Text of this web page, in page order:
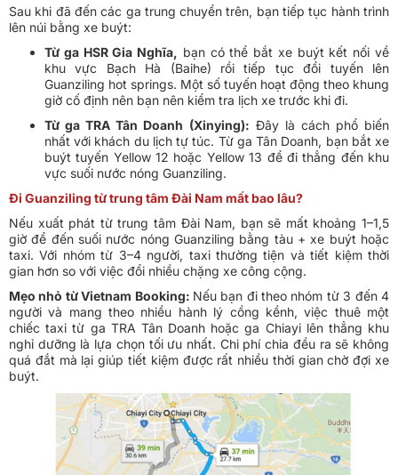
Sau khi đã đến các ga trung chuyển trên, bạn tiếp tục hành trình
lên núi bằng xe buýt:
Từ ga HSR Gia Nghĩa, bạn có thể bắt xe buýt kết nối về
khu vực Bạch Hà (Baihe) rồi tiếp tục đổi tuyến lên
Guanziling hot springs. Một số tuyến hoạt động theo khung
giờ cố định nên bạn nên kiểm tra lịch xe trước khi đi.
Từ ga TRA Tân Doanh (Xinying): Đây là cách phổ biến
nhất với khách du lịch tự túc. Từ ga Tân Doanh, bạn bắt xe
buýt tuyến Yellow 12 hoặc Yellow 13 để đi thẳng đến khu
vực suối nước nóng Guanziling.
Đi Guanziling từ trung tâm Đài Nam mất bao lâu?
Nếu xuất phát từ trung tâm Đài Nam, bạn sẽ mất khoảng 1–1,5
giờ để đến suối nước nóng Guanziling bằng tàu + xe buýt hoặc
taxi. Với nhóm từ 3–4 người, taxi thường tiện và tiết kiệm thời
gian hơn so với việc đổi nhiều chặng xe công cộng.
Mẹo nhỏ từ Vietnam Booking: Nếu bạn đi theo nhóm từ 3 đến 4
người và mang theo nhiều hành lý cồng kềnh, việc thuê một
chiếc taxi từ ga TRA Tân Doanh hoặc ga Chiayi lên thẳng khu
nghỉ dưỡng là lựa chọn tối ưu nhất. Chi phí chia đều ra sẽ không
quá đắt mà lại giúp tiết kiệm được rất nhiều thời gian chờ đợi xe
buýt.